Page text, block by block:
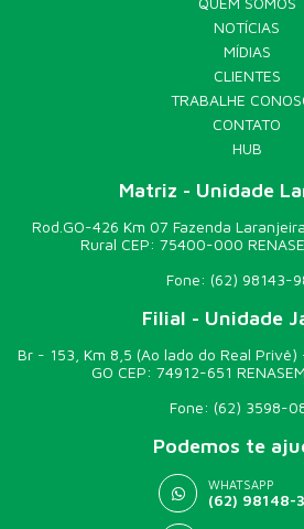
NOTÍCIAS
MÍDIAS
CLIENTES
TRABALHE
CONTATO
HUB
Matriz - Unidade
Rod.GO-426 Km 07 Fazenda
Rural CEP: 75400-000
Fone: (62) 98143-
Filial - Unidade
Br - 153, Km 8,5 (Ao lado do Real
GO CEP: 74912-651
Fone: (62) 3598-
Podemos te
WHATSAPP
(62) 98148-